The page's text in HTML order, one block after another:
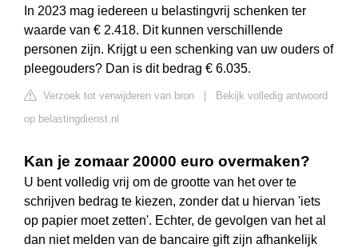
In 2023 mag iedereen u belastingvrij schenken ter
waarde van € 2.418. Dit kunnen verschillende
personen zijn. Krijgt u een schenking van uw ouders of
pleegouders? Dan is dit bedrag € 6.035.
Verzoek tot verwijderen van bron
Bekijk volledig antwoord
op belastingdienst.nl
Kan je zomaar 20000 euro overmaken?
U bent volledig vrij om de grootte van het over te
schrijven bedrag te kiezen, zonder dat u hiervan 'iets
op papier moet zetten'. Echter, de gevolgen van het al
dan niet melden van de bancaire gift zijn afhankelijk